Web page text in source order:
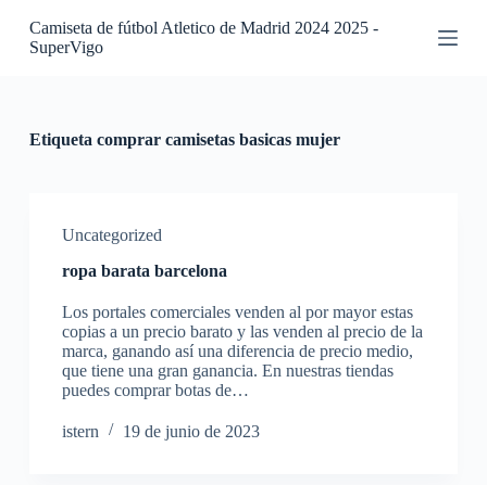
SCamiseta de fútbol Atletico de Madrid 2024 2025 -
SuperVigo
Etiqueta comprar camisetas basicas mujer
Uncategorized
ropa barata barcelona
Los portales comerciales venden al por mayor estas
copias a un precio barato y las venden al precio de la
marca, ganando así una diferencia de precio medio,
que tiene una gran ganancia. En nuestras tiendas
puedes comprar botas de…
istern 19 de junio de 2023